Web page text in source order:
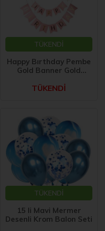
TÜKENDİ
Happy Bırthday Pembe
Gold Banner Gold
Seti
TÜKENDİ
TÜKENDİ
15 li Mavi Mermer
Desenli Krom Balon Seti